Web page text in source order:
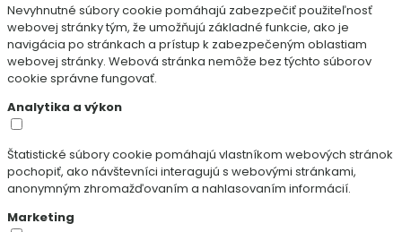
Nevyhnutné súbory cookie pomáhajú zabezpečiť použiteľnosť
webovej stránky tým, že umožňujú základné funkcie, ako je
navigácia po stránkach a prístup k zabezpečeným oblastiam
webovej stránky. Webová stránka nemôže bez týchto súborov
cookie správne fungovať.
Analytika a výkon
Štatistické súbory cookie pomáhajú vlastníkom webových stránok
pochopiť, ako návštevníci interagujú s webovými stránkami,
anonymným zhromažďovaním a nahlasovaním informácií.
Marketing